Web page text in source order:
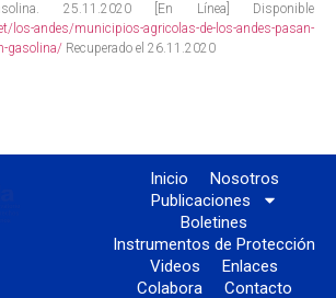
25.11.2020 [En Línea] Disponible
los-andes/municipios-agricolas-de-los-andes-pasan-
gasolina/ Recuperado el 26.11.2020
Inicio
Nosotros
Publicaciones
Boletines
Instrumentos de Protección
Videos
Enlaces
Colabora
Contacto